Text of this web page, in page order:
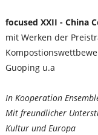
focused XXII - China
mit Werken der
Guoping u.a
In Kooperation
Mit freundlicher
Kultur und Europa